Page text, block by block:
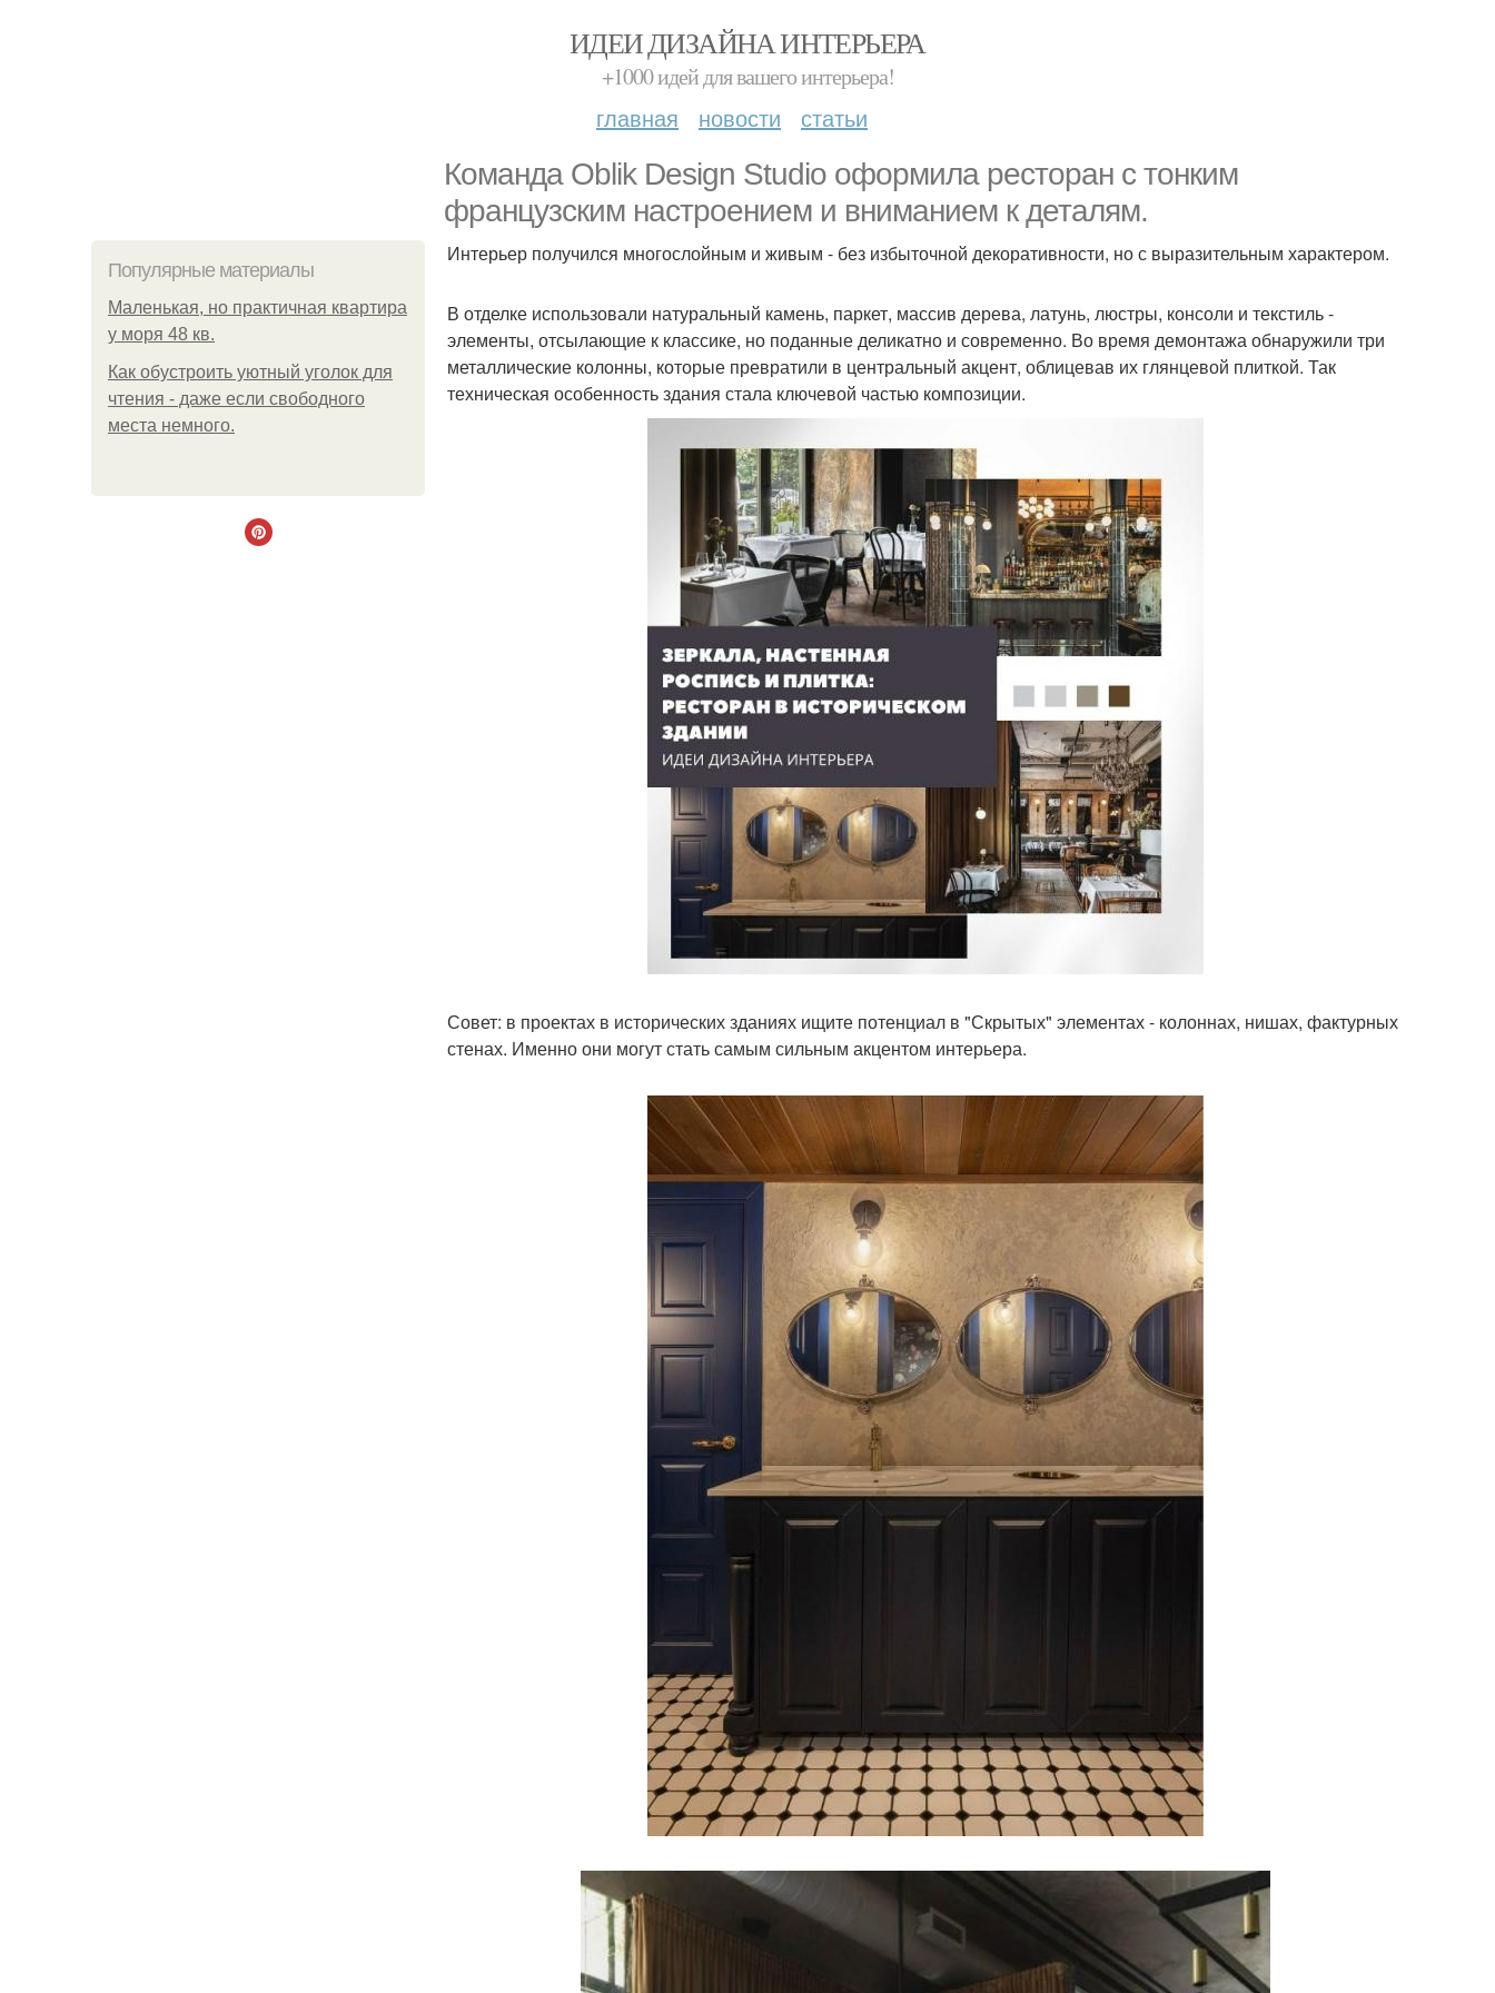
ИДЕИ ДИЗАЙНА ИНТЕРЬЕРА
+1000 идей для вашего интерьера!
главная новости статьи
Команда Oblik Design Studio оформила ресторан с тонким
французским настроением и вниманием к деталям.
Популярные материалы
Маленькая, но практичная квартира
у моря 48 кв.
Как обустроить уютный уголок для
чтения - даже если свободного
места немного.
Интерьер получился многослойным и живым - без избыточной декоративности, но с выразительным характером.
В отделке использовали натуральный камень, паркет, массив дерева, латунь, люстры, консоли и текстиль -
элементы, отсылающие к классике, но поданные деликатно и современно. Во время демонтажа обнаружили три
металлические колонны, которые превратили в центральный акцент, облицевав их глянцевой плиткой. Так
техническая особенность здания стала ключевой частью композиции.
Совет: в проектах в исторических зданиях ищите потенциал в "Скрытых" элементах - колоннах, нишах, фактурных
стенах. Именно они могут стать самым сильным акцентом интерьера.